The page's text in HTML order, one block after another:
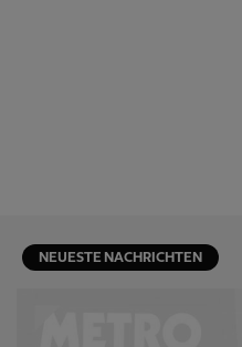
NEUESTE NACHRICHTEN